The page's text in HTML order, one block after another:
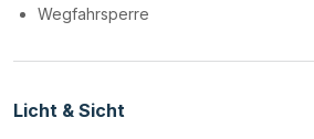
Wegfahrsperre
Licht & Sicht